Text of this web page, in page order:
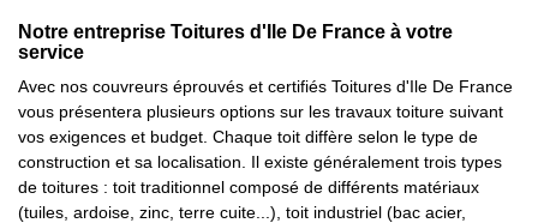
Notre entreprise Toitures d'Ile De France à votre
service
Avec nos couvreurs éprouvés et certifiés Toitures d'Ile De France
vous présentera plusieurs options sur les travaux toiture suivant
vos exigences et budget. Chaque toit diffère selon le type de
construction et sa localisation. Il existe généralement trois types
de toitures : toit traditionnel composé de différents matériaux
(tuiles, ardoise, zinc, terre cuite...), toit industriel (bac acier,